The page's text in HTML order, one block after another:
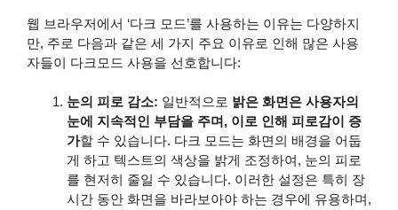
웹 브라우저에서 ‘다크 모드’를 사용하는 이유는 다양하지
만, 주로 다음과 같은 세 가지 주요 이유로 인해 많은 사용
자들이 다크모드 사용을 선호합니다:
눈의 피로 감소: 일반적으로 밝은 화면은 사용자의
눈에 지속적인 부담을 주며, 이로 인해 피로감이 증
가할 수 있습니다. 다크 모드는 화면의 배경을 어둡
게 하고 텍스트의 색상을 밝게 조정하여, 눈의 피로
를 현저히 줄일 수 있습니다. 이러한 설정은 특히 장
시간 동안 화면을 바라보아야 하는 경우에 유용하며,